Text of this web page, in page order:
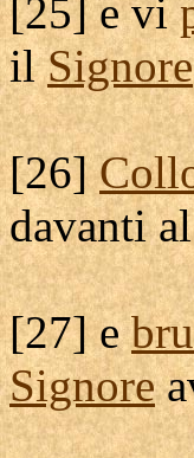
[25] e vi
ilSignore
[26]
davanti
[27] e
Signore